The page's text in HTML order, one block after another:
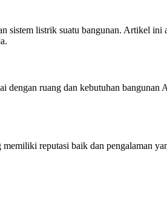
sistem listrik suatu bangunan. Artikel ini
dengan ruang dan kebutuhan bangunan
reputasi baik dan pengalaman